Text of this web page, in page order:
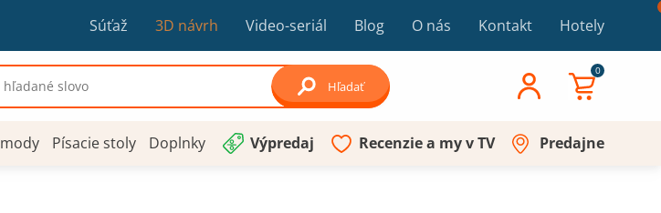
Súťaž 3D návrh Video-seriál Blog O nás Kontakt Hotely
Hľadať
0
Písacie stoly Doplnky Výpredaj Recenzie a my v TV Predajne